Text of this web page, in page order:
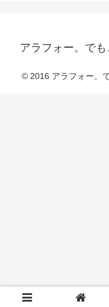
アラフォー。で
© 2016 アラフォー。